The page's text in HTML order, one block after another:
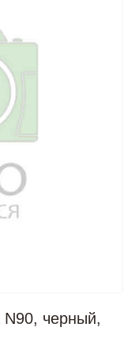
N90, черный,